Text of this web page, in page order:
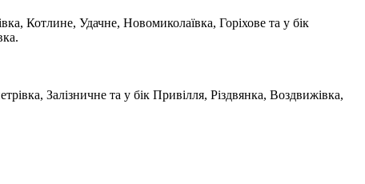
Котлине, Удачне, Новомиколаївка, Горіхове та у бік
Залізничне та у бік Привілля, Різдвянка, Воздвижівка,